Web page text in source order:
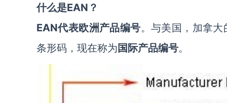
什么是EAN？
EAN代表欧洲产品编号。与美国，加拿
条形码，现在称为国际产品编号。